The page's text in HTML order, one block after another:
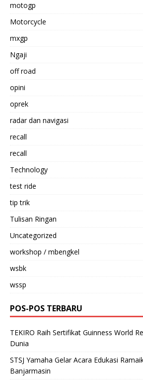
motogp
Motorcycle
mxgp
Ngaji
off road
opini
oprek
radar dan navigasi
recall
recall
Technology
test ride
tip trik
Tulisan Ringan
Uncategorized
workshop / mbengkel
wsbk
wssp
POS-POS TERBARU
TEKIRO Raih Sertifikat Guinness World
Dunia
STSJ Yamaha Gelar Acara Edukasi
Banjarmasin